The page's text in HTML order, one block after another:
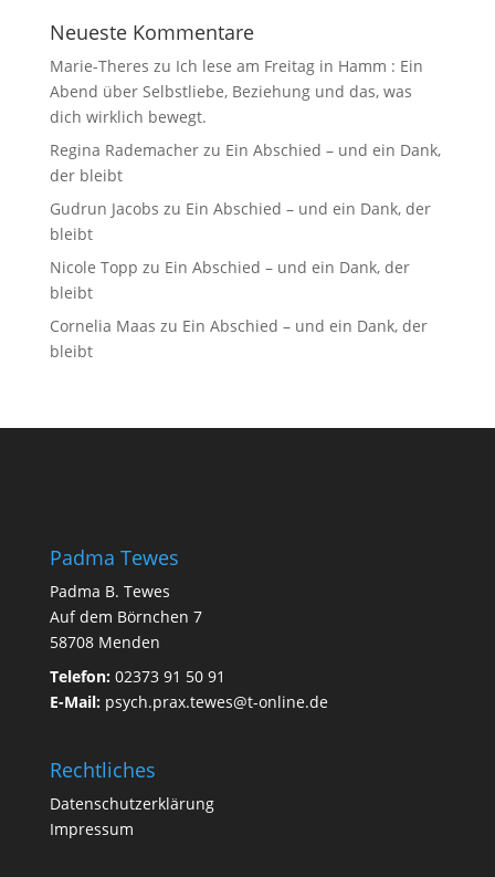
Neueste Kommentare
Marie-Theres zu Ich lese am Freitag in Hamm : Ein
Abend über Selbstliebe, Beziehung und das, was
dich wirklich bewegt.
Regina Rademacherzu Ein Abschied – und ein Dank,
der bleibt
Gudrun Jacobs zu Ein Abschied – und ein Dank, der
bleibt
Nicole Topp zu Ein Abschied – und ein Dank, der
bleibt
Cornelia Maas zu Ein Abschied – und ein Dank, der
bleibt
Padma Tewes
Padma B. Tewes
Auf dem Börnchen 7
58708 Menden
Telefon:02373 91 50 91
E-Mail:psych.prax.tewes@t-online.de
Rechtliches
Datenschutzerklärung
Impressum